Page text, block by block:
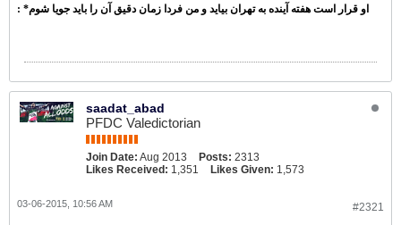
: *او قرار است هفته آینده به تهران بیاید و من فردا زمان دقیق آن را باید جویا شوم
saadat_abad
PFDC Valedictorian
Join Date: Aug 2013 Posts: 2313
Likes Received: 1,351 Likes Given: 1,573
#2321
03-06-2015, 10:56 AM